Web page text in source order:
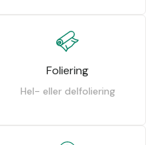
Foliering
Hel- eller delfoliering